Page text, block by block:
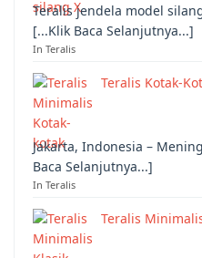
Teralis jendela model
[...Klik Baca Selanjutnya...]
In Teralis
Teralis Kotak-
Jakarta, Indonesia –
Baca Selanjutnya...]
In Teralis
Teralis